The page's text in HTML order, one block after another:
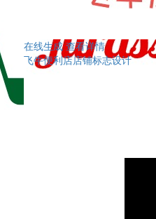
在线生成 查看详情
飞牛便利店店铺标志设计